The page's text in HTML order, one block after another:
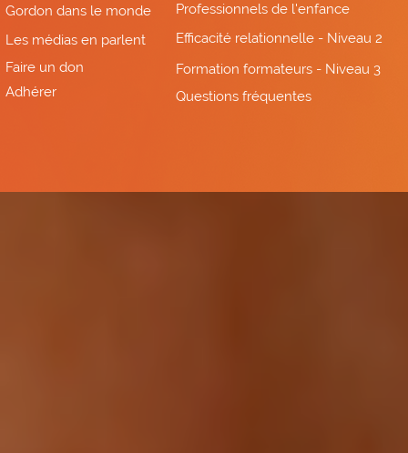
Professionnels de l'enfance
Efficacité relationnelle - Niveau 2
Formation formateurs - Niveau 3
Questions fréquentes
Gordon dans le monde
Les médias en parlent
Adhérer
Faire un don